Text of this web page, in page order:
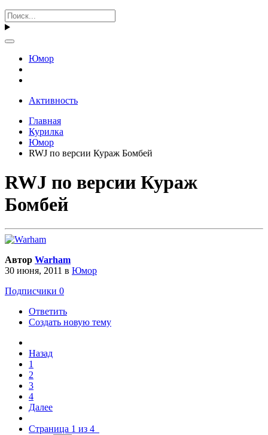
Юмор
Активность
Главная
Курилка
Юмор
RWJ по версии Кураж Бомбей
RWJ по версии Кураж
Бомбей
Автор Warham
30 июня, 2011 в Юмор
Подписчики 0
Ответить
Создать новую тему
Назад
1
2
3
4
Далее
Страница 1 из 4